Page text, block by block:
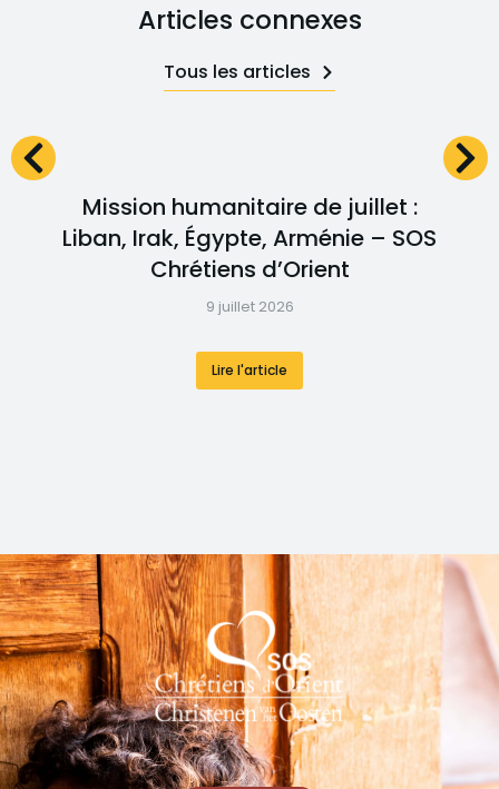
Articles connexes
Tous les articles
Mission humanitaire de juillet :
Liban, Irak, Égypte, Arménie – SOS
Chrétiens d’Orient
9 juillet 2026
Lire l'article